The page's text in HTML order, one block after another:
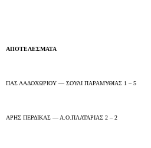
ΑΠΟΤΕΛΕΣΜΑΤΑ
ΠΑΣ ΛΑΔΟΧΩΡΙΟΥ — ΣΟΥΛΙ ΠΑΡΑΜΥΘΙΑΣ 1 – 5
ΑΡΗΣ ΠΕΡΔΙΚΑΣ — Α.Ο.ΠΛΑΤΑΡΙΑΣ 2 – 2